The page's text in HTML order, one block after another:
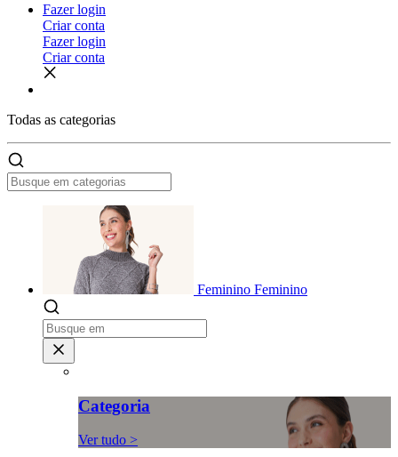
Fazer login
Criar conta
Fazer login
Criar conta
Todas as categorias
Feminino Feminino
Categoria
Ver tudo >